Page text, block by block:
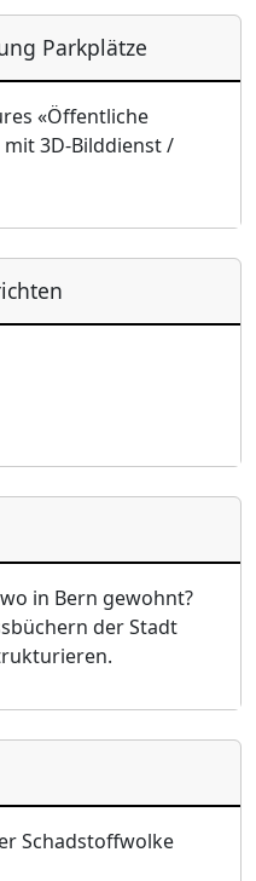
Parkplätze
«Öffentliche
3D-Bilddienst /
in Bern gewohnt?
der Stadt
Schadstoffwolke